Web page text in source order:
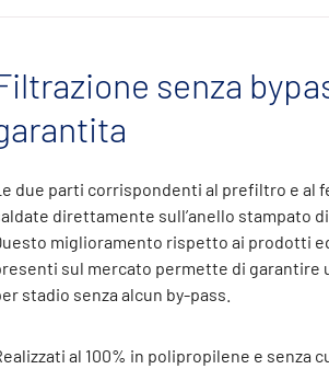
senza
due parti corrispondenti al prefiltro e al
direttamente sull’anello stampato
miglioramento rispetto ai prodotti
sul mercato permette di garantire
stadio senza alcun by-pass.
al 100% in polipropilene e senza